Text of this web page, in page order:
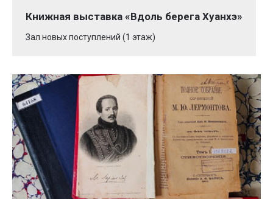
Книжная выставка «Вдоль берега Хуанхэ»
Зал новых поступлений (1 этаж)